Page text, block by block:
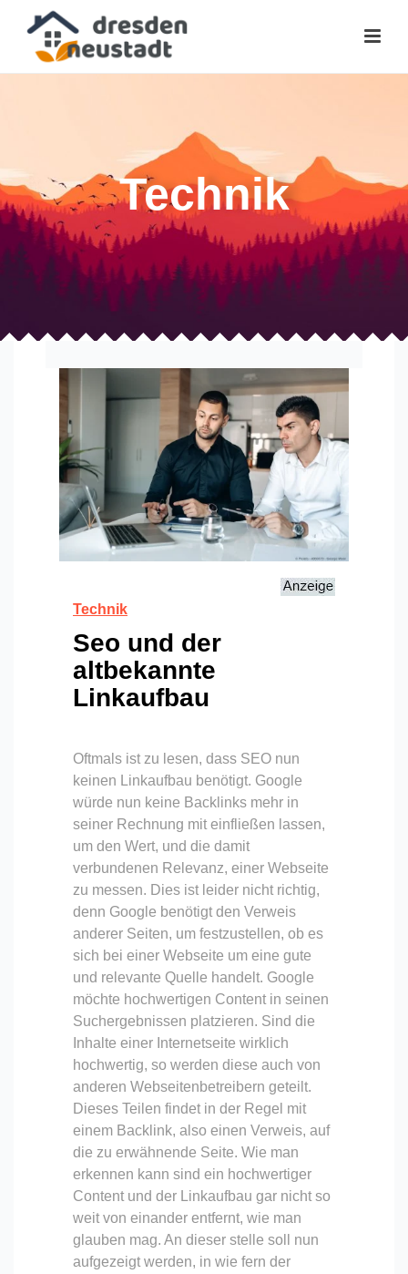
Technik
Technik
Seo und der
altbekannte
Linkaufbau
Oftmals ist zu lesen, dass SEO nun
keinen Linkaufbau benötigt. Google
würde nun keine Backlinks mehr in
seiner Rechnung mit einfließen lassen,
um den Wert, und die damit
verbundenen Relevanz, einer Webseite
zu messen. Dies ist leider nicht richtig,
denn Google benötigt den Verweis
anderer Seiten, um festzustellen, ob es
sich bei einer Webseite um eine gute
und relevante Quelle handelt. Google
möchte hochwertigen Content in seinen
Suchergebnissen platzieren. Sind die
Inhalte einer Internetseite wirklich
hochwertig, so werden diese auch von
anderen Webseitenbetreibern geteilt.
Dieses Teilen findet in der Regel mit
einem Backlink, also einen Verweis, auf
die zu erwähnende Seite. Wie man
erkennen kann sind ein hochwertiger
Content und der Linkaufbau gar nicht so
weit von einander entfernt, wie man
glauben mag. An dieser stelle soll nun
aufgezeigt werden, in wie fern der